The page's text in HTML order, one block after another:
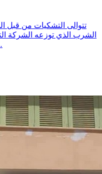
تتوالى التشكيات من قبل
الشرب الذي توزعه الشركة
اعلن